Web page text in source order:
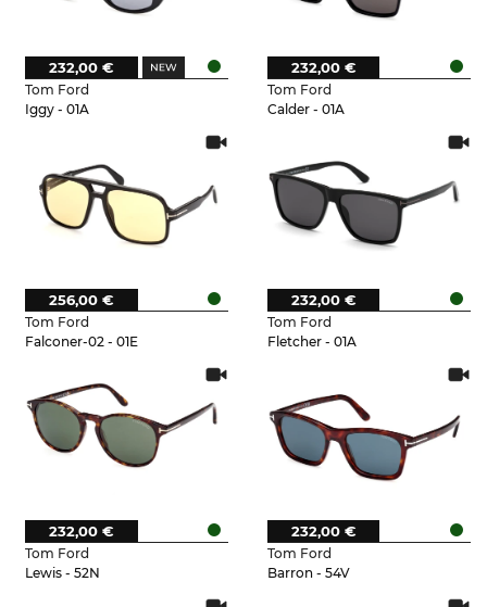
Tom Ford
Iggy - 01A
232,00 €
Tom Ford
Calder - 01A
232,00 €
Tom Ford
Falconer-02 - 01E
256,00 €
Tom Ford
Fletcher - 01A
232,00 €
Tom Ford
Lewis - 52N
232,00 €
Tom Ford
Barron - 54V
232,00 €